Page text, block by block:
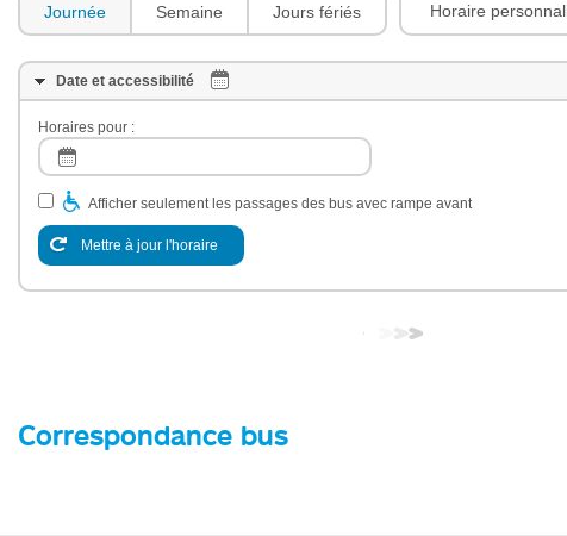
Journée Semaine Jours fériés Horaire
Date et accessibilité
Horaires pour :
Afficher seulement les passages des bus avec rampe avant
Mettre à jour l'horaire
Correspondance bus